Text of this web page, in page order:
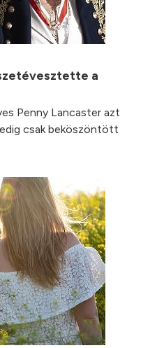
a
Penny Lancaster azt
csak beköszöntött